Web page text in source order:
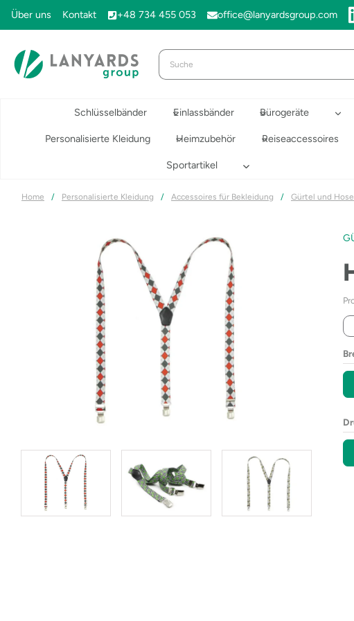
Zum
Inhalt
Über uns Kontakt +48 734 455 053 office@lanyardsgroup.com
Schlüsselbänder Einlassbänder Bürogeräte
Personalisierte Kleidung Heimzubehör Reiseaccessoires
Sportartikel
Home / Personalisierte Kleidung / Accessoires für Bekleidung / Gürtel und